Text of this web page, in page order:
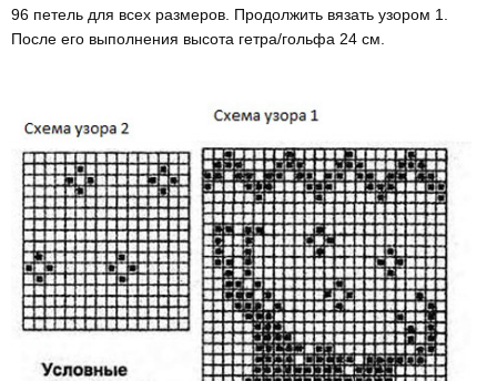
96 петель для всех размеров. Продолжить вязать узором 1.
После его выполнения высо­та гетра/гольфа 24 см.